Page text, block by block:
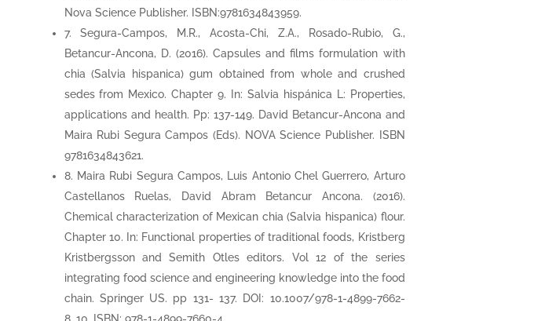
Nova Science Publisher. ISBN:9781634843959.
7. Segura-Campos, M.R., Acosta-Chi, Z.A., Rosado-Rubio, G.,
Betancur-Ancona, D. (2016). Capsules and films formulation with
chia (Salvia hispanica) gum obtained from whole and crushed
sedes from Mexico. Chapter 9. In: Salvia hispánica L: Properties,
applications and health. Pp: 137-149. David Betancur-Ancona and
Maira Rubi Segura Campos (Eds). NOVA Science Publisher. ISBN
9781634843621.
8. Maira Rubi Segura Campos, Luis Antonio Chel Guerrero, Arturo
Castellanos Ruelas, David Abram Betancur Ancona. (2016).
Chemical characterization of Mexican chia (Salvia hispanica) flour.
Chapter 10. In: Functional properties of traditional foods, Kristberg
Kristbergsson and Semith Otles editors. Vol 12 of the series
integrating food science and engineering knowledge into the food
chain. Springer US. pp 131- 137. DOI: 10.1007/978-1-4899-7662-